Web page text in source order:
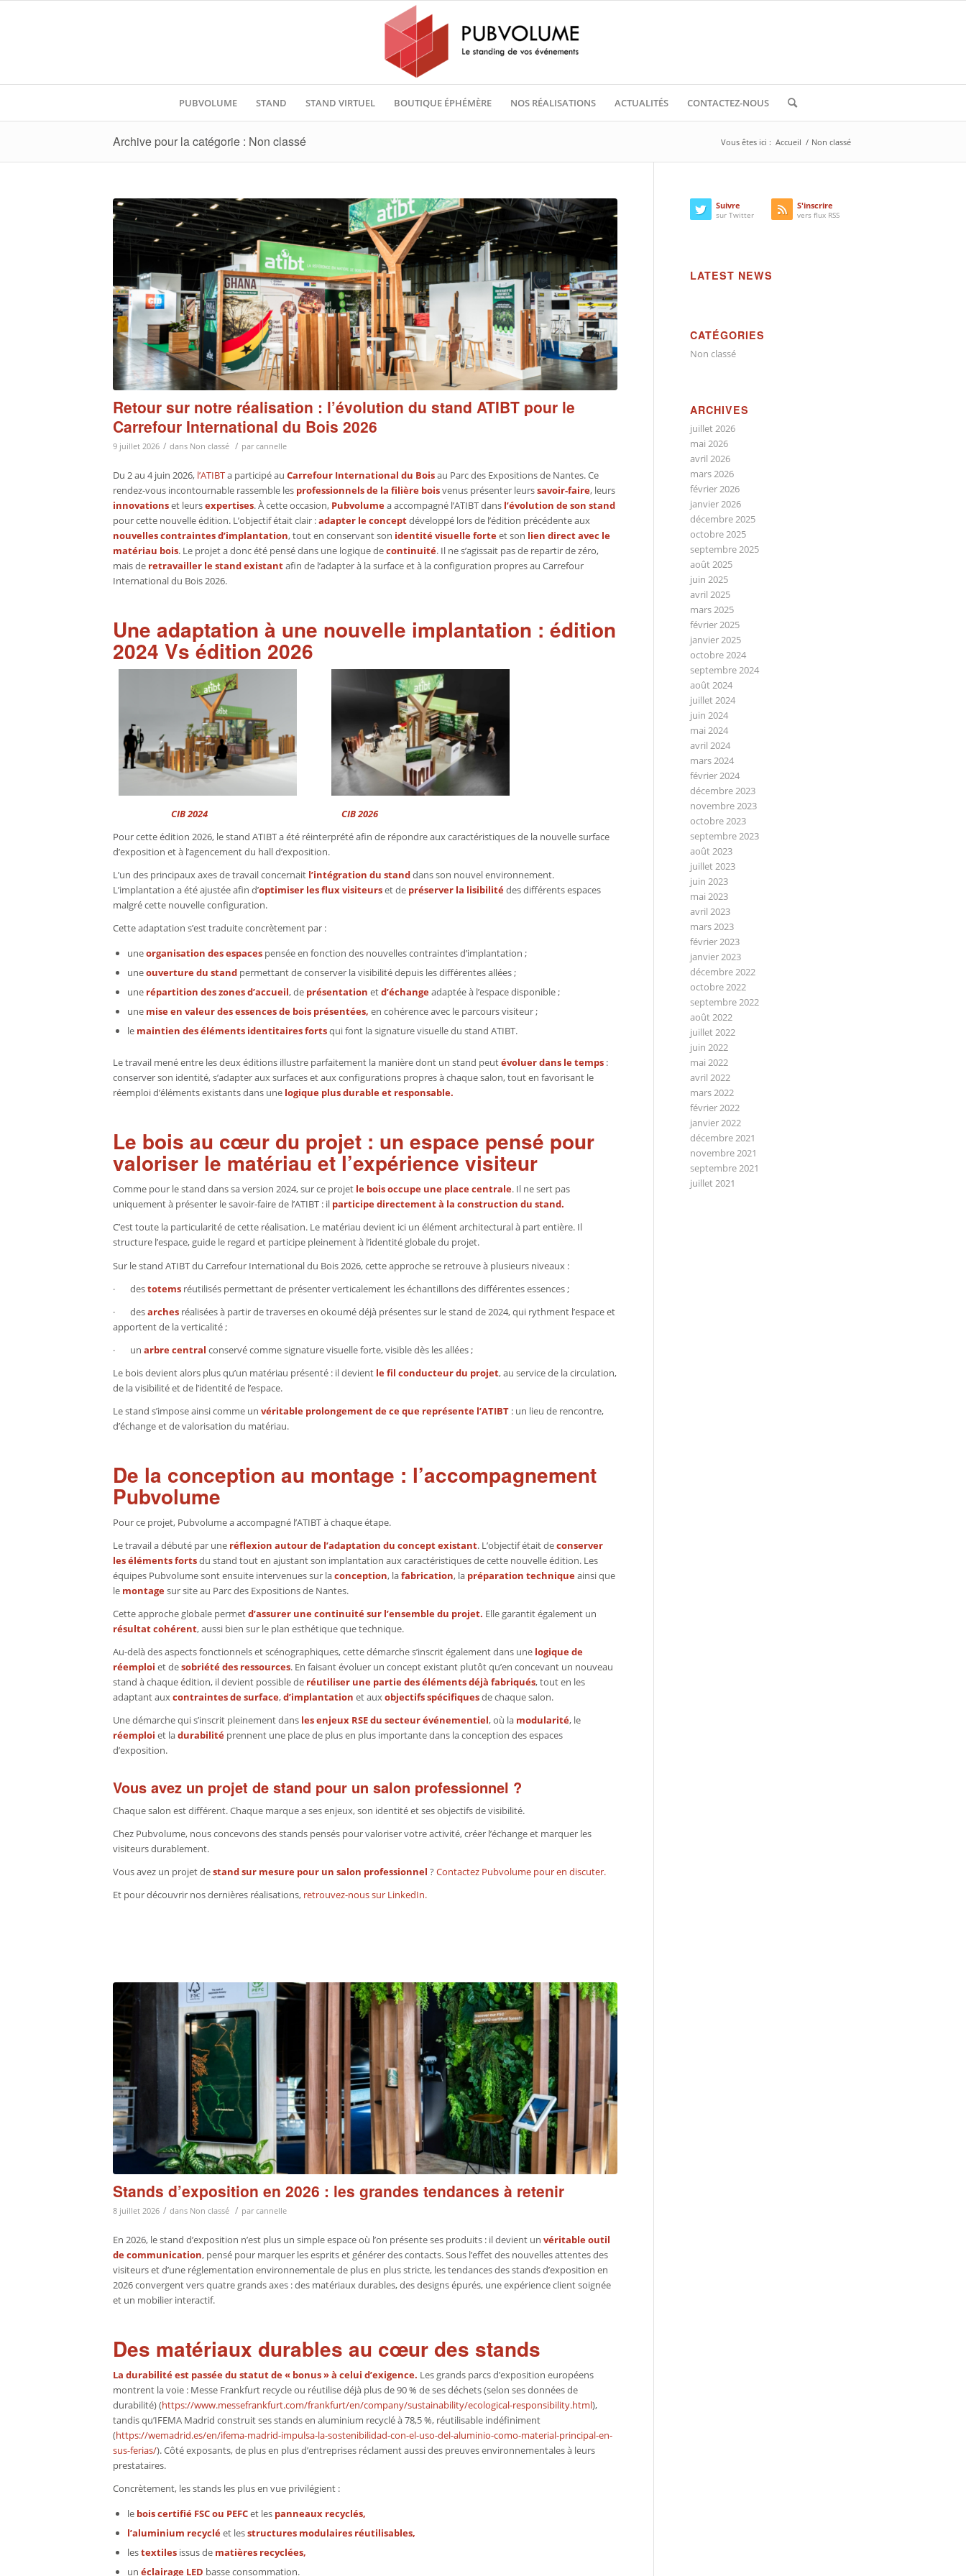
PUBVOLUME STAND STAND VIRTUEL BOUTIQUE ÉPHÉMÈRE NOS RÉALISATIONS ACTUALITÉS CONTACTEZ-NOUS
Archive pour la catégorie : Non classé Vous êtes ici : Accueil / Non classé
Retour sur notre réalisation : l’évolution du stand ATIBT pour le
Carrefour International du Bois 2026
9 juillet 2026 / dans Non classé / parcannelle
Du 2 au 4 juin 2026, l’ATIBTa participé au Carrefour International du Boisau Parc des Expositions de Nantes. Ce
rendez-vous incontournable rassemble les professionnels de la filière boisvenus présenter leurssavoir-faire, leurs
innovationset leursexpertises. À cette occasion, Pubvolumea accompagné l’ATIBT dans l’évolution de son stand
pour cette nouvelle édition. L’objectif était clair :adapter le conceptdéveloppé lors de l’édition précédente aux
nouvelles contraintes d’implantation, tout en conservant son identité visuelle forteet son lien direct avec le
matériau bois. Le projet a donc été pensé dans une logique decontinuité. Il ne s’agissait pas de repartir de zéro,
mais de retravailler le stand existantafin de l’adapter à la surface et à la configuration propres au Carrefour
International du Bois 2026.
Une adaptation à une nouvelle implantation : édition
2024 Vs édition 2026
CIB 2024 CIB 2026
Pour cette édition 2026, le stand ATIBT a été réinterprété afin de répondre aux caractéristiques de la nouvelle surface
d’exposition et à l’agencement du hall d’exposition.
L’un des principaux axes de travail concernait l’intégration du standdans son nouvel environnement.
L’implantation a été ajustée afin d’optimiser les flux visiteurset de préserver la lisibilitédes différents espaces
malgré cette nouvelle configuration.
Cette adaptation s’est traduite concrètement par :
uneorganisation des espaces pensée en fonction des nouvelles contraintes d’implantation ;
uneouverture du stand permettant de conserver la visibilité depuis les différentes allées ;
une répartition des zones d’accueil, de présentation etd’échangeadaptée à l’espace disponible ;
une mise en valeur des essences de bois présentées, en cohérence avec le parcours visiteur ;
le maintien des éléments identitaires fortsqui font la signature visuelle du stand ATIBT.
Le travail mené entre les deux éditions illustre parfaitement la manière dont un stand peutévoluer dans le temps :
conserver son identité, s’adapter aux surfaces et aux configurations propres à chaque salon, tout en favorisant le
réemploi d’éléments existants dans une logique plus durable et responsable.
Le bois au cœur du projet : un espace pensé pour
valoriser le matériau et l’expérience visiteur
Comme pour le stand dans sa version 2024, sur ce projet le bois occupe une place centrale. Il ne sert pas
uniquement à présenter le savoir-faire de l’ATIBT : il participe directement à la construction du stand.
C’est toute la particularité de cette réalisation. Le matériau devient ici un élément architectural à part entière. Il
structure l’espace, guide le regard et participe pleinement à l’identité globale du projet.
Sur le stand ATIBT du Carrefour International du Bois 2026, cette approche se retrouve à plusieurs niveaux :
· destotems réutilisés permettant de présenter verticalement les échantillons des différentes essences ;
· desarches réalisées à partir de traverses en okoumé déjà présentes sur le stand de 2024, qui rythment l’espace et
apportent de la verticalité ;
· un arbre central conservé comme signature visuelle forte, visible dès les allées ;
Le bois devient alors plus qu’un matériau présenté : il devient le fil conducteur du projet, au service de la circulation,
de la visibilité et de l’identité de l’espace.
Le stand s’impose ainsi comme un véritable prolongement de ce que représente l’ATIBT : un lieu de rencontre,
d’échange et de valorisation du matériau.
De la conception au montage : l’accompagnement
Pubvolume
Pour ce projet, Pubvolume a accompagné l’ATIBT à chaque étape.
Le travail a débuté par une réflexion autour de l’adaptation du concept existant. L’objectif était deconserver
les éléments fortsdu stand tout en ajustant son implantation aux caractéristiques de cette nouvelle édition. Les
équipes Pubvolume sont ensuite intervenues sur laconception, lafabrication, la préparation techniqueainsi que
le montagesur site au Parc des Expositions de Nantes.
Cette approche globale permetd’assurer une continuité sur l’ensemble du projet. Elle garantit également un
résultat cohérent, aussi bien sur le plan esthétique que technique.
Au-delà des aspects fonctionnels et scénographiques, cette démarche s’inscrit également dans une logique de
réemploi et desobriétédes ressources. En faisant évoluer un concept existant plutôt qu’en concevant un nouveau
stand à chaque édition, il devient possible de réutiliser une partie des éléments déjà fabriqués, tout en les
adaptant auxcontraintes de surface,d’implantation et auxobjectifs spécifiquesde chaque salon.
Une démarche qui s’inscrit pleinement dans les enjeux RSE du secteur événementiel, où la modularité, le
réemploi et ladurabilité prennent une place de plus en plus importante dans la conception des espaces
d’exposition.
Vous avez un projet de stand pour un salon professionnel ?
Chaque salon est différent. Chaque marque a ses enjeux, son identité et ses objectifs de visibilité.
Chez Pubvolume, nous concevons des stands pensés pour valoriser votre activité, créer l’échange et marquer les
visiteurs durablement.
Vous avez un projet destand sur mesure pour un salon professionnel ? Contactez Pubvolume pour en discuter.
Et pour découvrir nos dernières réalisations, retrouvez-nous sur LinkedIn.
Stands d’exposition en 2026 : les grandes tendances à retenir
8 juillet 2026 / dans Non classé / parcannelle
En 2026, le stand d’exposition n’est plus un simple espace où l’on présente ses produits : il devient un véritable outil
de communication, pensé pour marquer les esprits et générer des contacts. Sous l’effet des nouvelles attentes des
visiteurs et d’une réglementation environnementale de plus en plus stricte, les tendances des stands d’exposition en
2026 convergent vers quatre grands axes : des matériaux durables, des designs épurés, une expérience client soignée
et un mobilier interactif.
Des matériaux durables au cœur des stands
La durabilité est passée du statut de « bonus » à celui d’exigence. Les grands parcs d’exposition européens
montrent la voie : Messe Frankfurt recycle ou réutilise déjà plus de 90 % de ses déchets (selon ses données de
durabilité) (https://www.messefrankfurt.com/frankfurt/en/company/sustainability/ecological-responsibility.html),
tandis qu’IFEMA Madrid construit ses stands en aluminium recyclé à 78,5 %, réutilisable indéfiniment
(https://wemadrid.es/en/ifema-madrid-impulsa-la-sostenibilidad-con-el-uso-del-aluminio-como-material-principal-en-
sus-ferias/). Côté exposants, de plus en plus d’entreprises réclament aussi des preuves environnementales à leurs
prestataires.
Concrètement, les stands les plus en vue privilégient :
le bois certifié FSC ou PEFCet les panneaux recyclés,
l’aluminium recycléet lesstructures modulaires réutilisables,
lestextiles issus de matières recyclées,
un éclairage LED basse consommation.
Suivre
sur Twitter
S'inscrire
vers flux RSS
LATEST NEWS
CATÉGORIES
Non classé
ARCHIVES
juillet 2026
mai 2026
avril 2026
mars 2026
février 2026
janvier 2026
décembre 2025
octobre 2025
septembre 2025
août 2025
juin 2025
avril 2025
mars 2025
février 2025
janvier 2025
octobre 2024
septembre 2024
août 2024
juillet 2024
juin 2024
mai 2024
avril 2024
mars 2024
février 2024
décembre 2023
novembre 2023
octobre 2023
septembre 2023
août 2023
juillet 2023
juin 2023
mai 2023
avril 2023
mars 2023
février 2023
janvier 2023
décembre 2022
octobre 2022
septembre 2022
août 2022
juillet 2022
juin 2022
mai 2022
avril 2022
mars 2022
février 2022
janvier 2022
décembre 2021
novembre 2021
septembre 2021
juillet 2021